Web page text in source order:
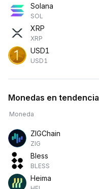
Solana
SOL
XRP
XRP
USD1
USD1
Monedas en tendencia
Moneda
ZIGChain
ZIG
Bless
BLESS
Heima